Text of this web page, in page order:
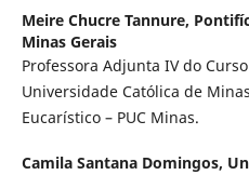
Meire Chucre Tannure,
Minas Gerais
Professora Adjunta IV do
Universidade Católica de
Eucarístico – PUC Minas.
Camila Santana Domingos,